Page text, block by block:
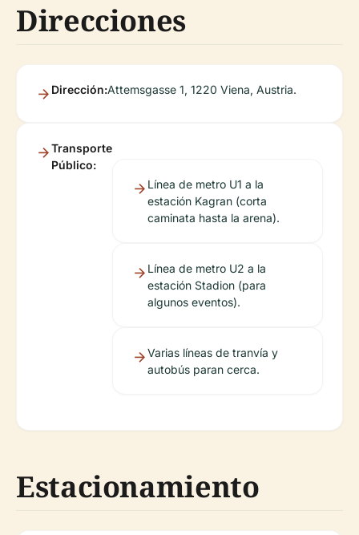
Direcciones
Dirección:Attemsgasse 1, 1220 Viena, Austria.
Transporte
Público:
Línea de metro U1 a la
estación Kagran (corta
caminata hasta la arena).
Línea de metro U2 a la
estación Stadion (para
algunos eventos).
Varias líneas de tranvía y
autobús paran cerca.
Estacionamiento